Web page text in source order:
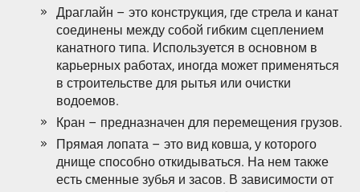
Драглайн – это конструкция, где стрела и канат
соединены между собой гибким сцеплением
канатного типа. Используется в основном в
карьерных работах, иногда может применяться
в строительстве для рытья или очистки
водоемов.
Кран – предназначен для перемещения грузов.
Прямая лопата – это вид ковша, у которого
днище способно откидываться. На нем также
есть сменные зубья и засов. В зависимости от